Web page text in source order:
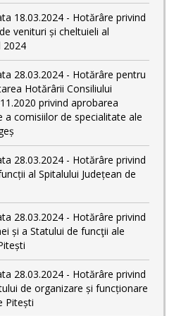
18.03.2024 - Hotărâre privind
venituri și cheltuieli al
2024
28.03.2024 - Hotărâre pentru
Hotărârii Consiliului
privind aprobarea
comisiilor de specialitate ale
28.03.2024 - Hotărâre privind
al Spitalului Județean de
28.03.2024 - Hotărâre privind
și a Statului de funcţii ale
28.03.2024 - Hotărâre privind
de organizare și funcționare
Pitești